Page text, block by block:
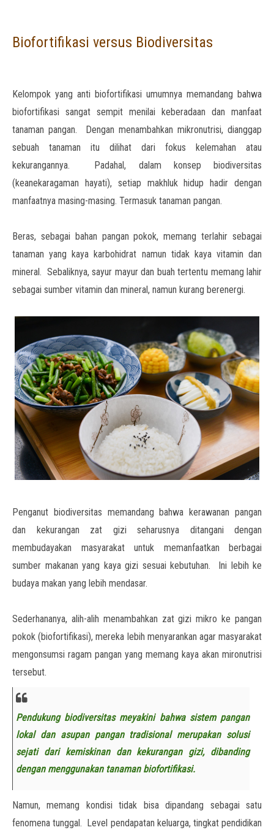
Biofortifikasi versus Biodiversitas
Kelompok yang anti biofortifikasi umumnya memandang bahwa
biofortifikasi sangat sempit menilai keberadaan dan manfaat
tanaman pangan. Dengan menambahkan mikronutrisi, dianggap
sebuah tanaman itu dilihat dari fokus kelemahan atau
kekurangannya. Padahal, dalam konsep biodiversitas
(keanekaragaman hayati), setiap makhluk hidup hadir dengan
manfaatnya masing-masing. Termasuk tanaman pangan.
Beras, sebagai bahan pangan pokok, memang terlahir sebagai
tanaman yang kaya karbohidrat namun tidak kaya vitamin dan
mineral. Sebaliknya, sayur mayur dan buah tertentu memang lahir
sebagai sumber vitamin dan mineral, namun kurang berenergi.
Penganut biodiversitas memandang bahwa kerawanan pangan
dan kekurangan zat gizi seharusnya ditangani dengan
membudayakan masyarakat untuk memanfaatkan berbagai
sumber makanan yang kaya gizi sesuai kebutuhan. Ini lebih ke
budaya makan yang lebih mendasar.
Sederhananya, alih-alih menambahkan zat gizi mikro ke pangan
pokok (biofortifikasi), mereka lebih menyarankan agar masyarakat
mengonsumsi ragam pangan yang memang kaya akan mironutrisi
tersebut.
Pendukung biodiversitas meyakini bahwa sistem pangan
lokal dan asupan pangan tradisional merupakan solusi
sejati dari kemiskinan dan kekurangan gizi, dibanding
dengan menggunakan tanaman biofortifikasi.
Namun, memang kondisi tidak bisa dipandang sebagai satu
fenomena tunggal. Level pendapatan keluarga, tingkat pendidikan